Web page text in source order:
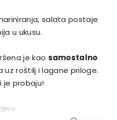
salata postaje
u ukusu.
je kao samostalno
uz roštilj i lagane priloge.
je probaju!